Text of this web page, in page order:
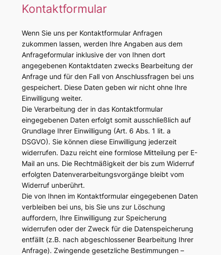
Kontaktformular
Wenn Sie uns per Kontaktformular Anfragen
zukommen lassen, werden Ihre Angaben aus dem
Anfrageformular inklusive der von Ihnen dort
angegebenen Kontaktdaten zwecks Bearbeitung der
Anfrage und für den Fall von Anschlussfragen bei uns
gespeichert. Diese Daten geben wir nicht ohne Ihre
Einwilligung weiter.
Die Verarbeitung der in das Kontaktformular
eingegebenen Daten erfolgt somit ausschließlich auf
Grundlage Ihrer Einwilligung (Art. 6 Abs. 1 lit. a
DSGVO). Sie können diese Einwilligung jederzeit
widerrufen. Dazu reicht eine formlose Mitteilung per E-
Mail an uns. Die Rechtmäßigkeit der bis zum Widerruf
erfolgten Datenverarbeitungsvorgänge bleibt vom
Widerruf unberührt.
Die von Ihnen im Kontaktformular eingegebenen Daten
verbleiben bei uns, bis Sie uns zur Löschung
auffordern, Ihre Einwilligung zur Speicherung
widerrufen oder der Zweck für die Datenspeicherung
entfällt (z.B. nach abgeschlossener Bearbeitung Ihrer
Anfrage). Zwingende gesetzliche Bestimmungen –